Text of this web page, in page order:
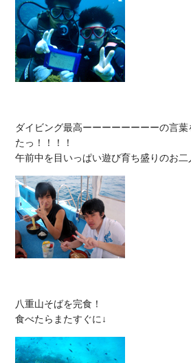
ダイビング最高ーーーーーーーーの言
たっ！！！！
八重山そばを完食！